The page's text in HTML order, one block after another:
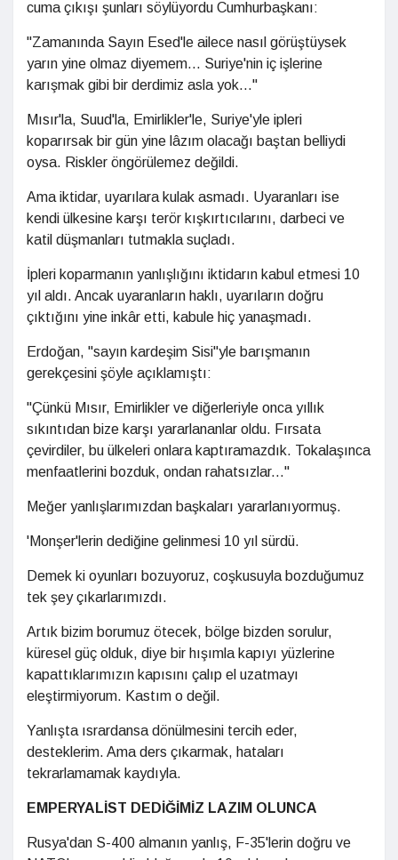
cuma çıkışı şunları söylüyordu Cumhurbaşkanı:
"Zamanında Sayın Esed'le ailece nasıl görüştüysek
yarın yine olmaz diyemem... Suriye'nin iç işlerine
karışmak gibi bir derdimiz asla yok..."
Mısır'la, Suud'la, Emirlikler'le, Suriye'yle ipleri
koparırsak bir gün yine lâzım olacağı baştan belliydi
oysa. Riskler öngörülemez değildi.
Ama iktidar, uyarılara kulak asmadı. Uyaranları ise
kendi ülkesine karşı terör kışkırtıcılarını, darbeci ve
katil düşmanları tutmakla suçladı.
İpleri koparmanın yanlışlığını iktidarın kabul etmesi 10
yıl aldı. Ancak uyaranların haklı, uyarıların doğru
çıktığını yine inkâr etti, kabule hiç yanaşmadı.
Erdoğan, "sayın kardeşim Sisi"yle barışmanın
gerekçesini şöyle açıklamıştı:
"Çünkü Mısır, Emirlikler ve diğerleriyle onca yıllık
sıkıntıdan bize karşı yararlananlar oldu. Fırsata
çevirdiler, bu ülkeleri onlara kaptıramazdık. Tokalaşınca
menfaatlerini bozduk, ondan rahatsızlar..."
Meğer yanlışlarımızdan başkaları yararlanıyormuş.
'Monşer'lerin dediğine gelinmesi 10 yıl sürdü.
Demek ki oyunları bozuyoruz, coşkusuyla bozduğumuz
tek şey çıkarlarımızdı.
Artık bizim borumuz ötecek, bölge bizden sorulur,
küresel güç olduk, diye bir hışımla kapıyı yüzlerine
kapattıklarımızın kapısını çalıp el uzatmayı
eleştirmiyorum. Kastım o değil.
Yanlışta ısrardansa dönülmesini tercih eder,
desteklerim. Ama ders çıkarmak, hataları
tekrarlamamak kaydıyla.
EMPERYALİST DEDİĞİMİZ LAZIM OLUNCA
Rusya'dan S-400 almanın yanlış, F-35'lerin doğru ve